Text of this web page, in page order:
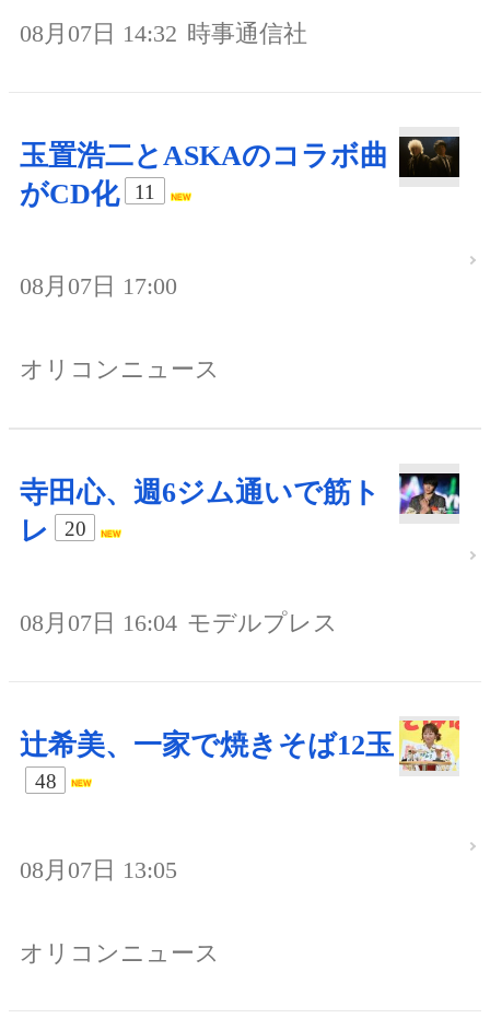
08月07日 14:32 時事通信社
玉置浩二とASKAのコラボ曲
がCD化
11
08月07日 17:00
オリコンニュース
寺田心、週6ジム通いで筋ト
レ
20
08月07日 16:04 モデルプレス
辻希美、一家で焼きそば12玉
48
08月07日 13:05
オリコンニュース